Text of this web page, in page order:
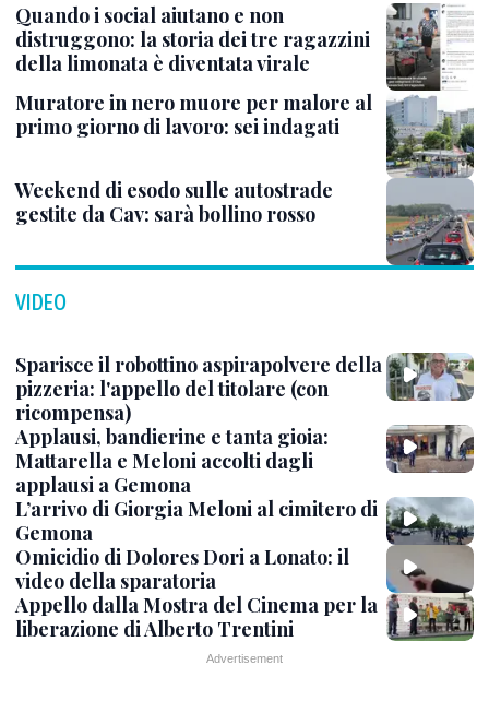
Quando i social aiutano e non
distruggono: la storia dei tre ragazzini
della limonata è diventata virale
Muratore in nero muore per malore al
primo giorno di lavoro: sei indagati
Weekend di esodo sulle autostrade
gestite da Cav: sarà bollino rosso
VIDEO
Sparisce il robottino aspirapolvere della
pizzeria: l'appello del titolare (con
ricompensa)
Applausi, bandierine e tanta gioia:
Mattarella e Meloni accolti dagli
applausi a Gemona
L’arrivo di Giorgia Meloni al cimitero di
Gemona
Omicidio di Dolores Dori a Lonato: il
video della sparatoria
Appello dalla Mostra del Cinema per la
liberazione di Alberto Trentini